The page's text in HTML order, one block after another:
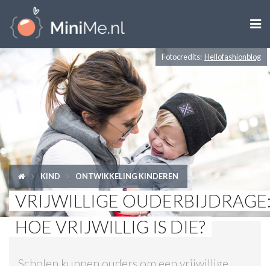

ZWANGER WORDEN
ZWANGER
PEUTER
KIND
LIFESTYLE
Fotocredits: Hellofashionblog
KIND ONTWIKKELING KINDEREN
VRIJWILLIGE
HOE VRIJWILLIG IS DIE?